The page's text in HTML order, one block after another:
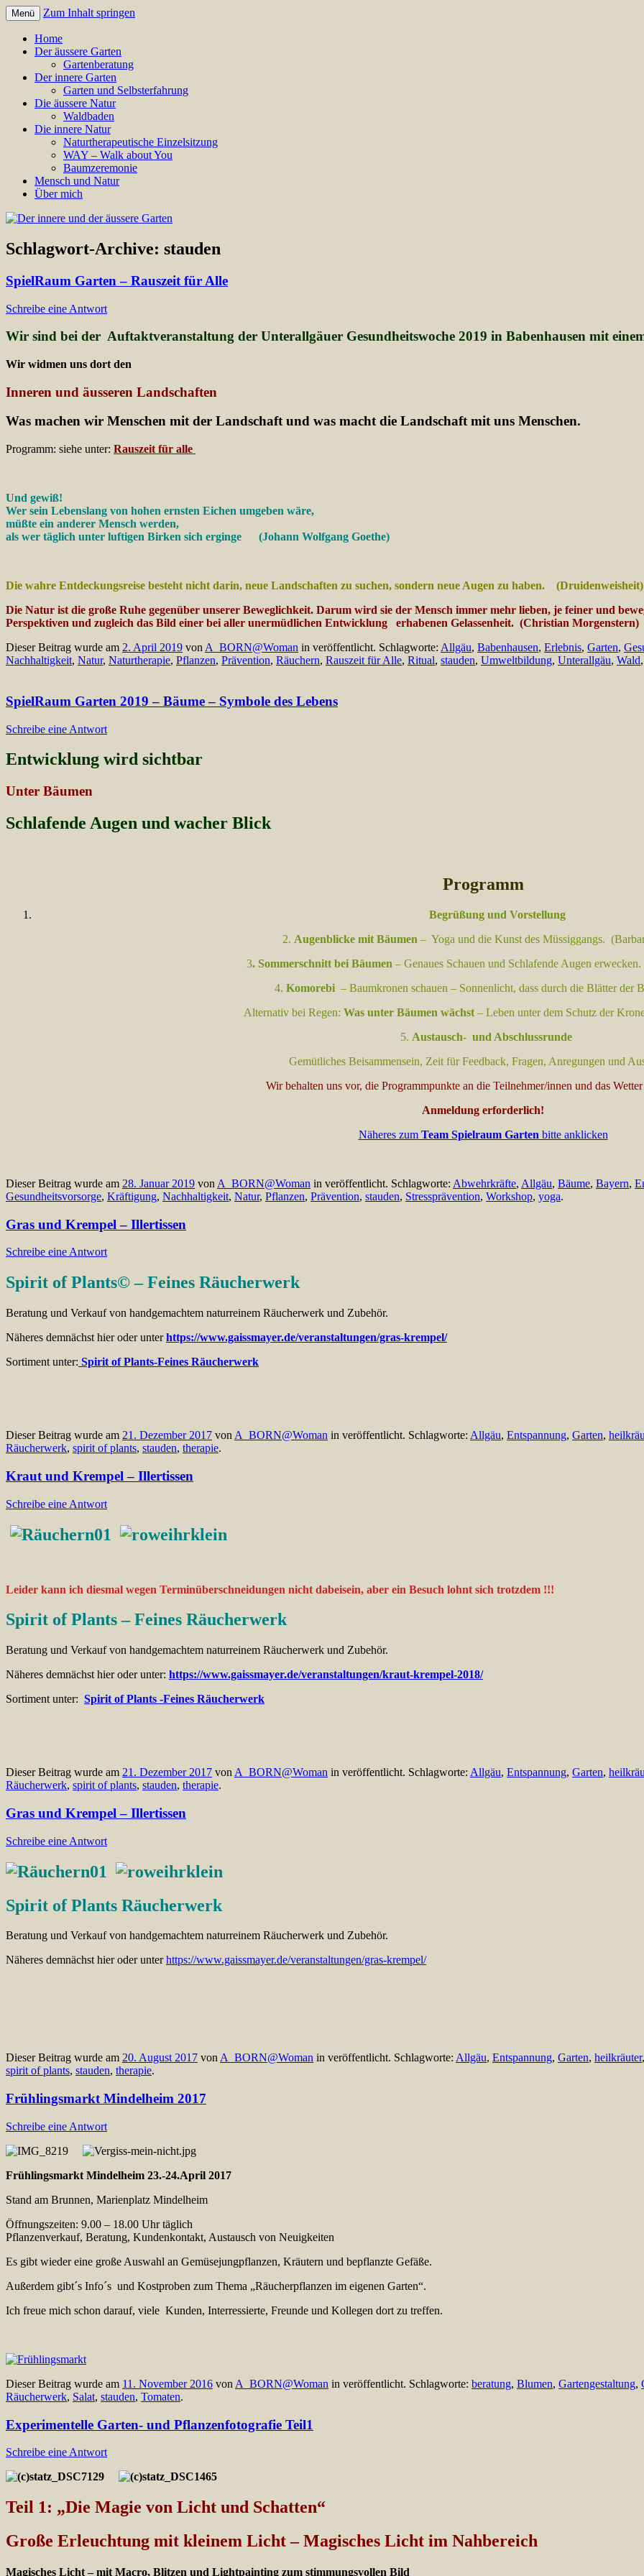
Der innere und der äussere Garten
Menü Zum Inhalt springen
Home
Der äussere Garten
Gartenberatung
Der innere Garten
Garten und Selbsterfahrung
Die äussere Natur
Waldbaden
Die innere Natur
Naturtherapeutische Einzelsitzung
WAY – Walk about You
Baumzeremonie
Mensch und Natur
Über mich
Schlagwort-Archive: stauden
SpielRaum Garten – Rauszeit für Alle
Schreibe eine Antwort
Wir sind bei der Auftaktveranstaltung der Unterallgäuer Gesundheitswoche 2019 in Babenhausen mit
Wir widmen uns dort den
Inneren und äusseren Landschaften
Was machen wir Menschen mit der Landschaft und was macht die Landschaft mit uns Menschen.
Programm: siehe unter: Rauszeit für alle
Und gewiß!
Wer sein Lebenslang von hohen ernsten Eichen umgeben wäre,
müßte ein anderer Mensch werden,
als wer täglich unter luftigen Birken sich erginge (Johann Wolfgang Goethe)
Die wahre Entdeckungsreise besteht nicht darin, neue Landschaften zu suchen, sondern neue Augen zu haben. (Druidenweisheit)
Die Natur ist die große Ruhe gegenüber unserer Beweglichkeit. Darum wird sie der Mensch immer mehr lieben, je feiner und
Perspektiven und zugleich das Bild einer bei aller unermüdlichen Entwicklung erhabenen Gelassenheit. (Christian Morgenstern)
Dieser Beitrag wurde am 2. April 2019 von A_BORN@Woman in veröffentlicht. Schlagworte: Allgäu, Babenhausen, Erlebnis, Garten,
Nachhaltigkeit, Natur, Naturtherapie, Pflanzen, Prävention, Räuchern, Rauszeit für Alle, Ritual, stauden, Umweltbildung, Unterallgäu, Wald,
SpielRaum Garten 2019 – Bäume – Symbole des Lebens
Schreibe eine Antwort
Entwicklung wird sichtbar
Unter Bäumen
Schlafende Augen und wacher Blick
Programm
Begrüßung und Vorstellung
2. Augenblicke mit Bäumen – Yoga und die Kunst des Müssiggangs. (
3. Sommerschnitt bei Bäumen – Genaues Schauen und Schlafende Augen erwecken.
4. Komorebi– Baumkronen schauen – Sonnenlicht, dass durch die Blätter der
Alternativ bei Regen: Was unter Bäumen wächst– Leben unter dem Schutz der
5. Austausch- und Abschlussrunde
Gemütliches Beisammensein, Zeit für Feedback, Fragen, Anregungen und
Wir behalten uns vor, die Programmpunkte an die Teilnehmer/innen und das Wetter
Anmeldung erforderlich!
Näheres zumTeam Spielraum Garten bitte anklicken
Dieser Beitrag wurde am 28. Januar 2019 von A_BORN@Woman in veröffentlicht. Schlagworte: Abwehrkräfte, Allgäu, Bäume, Bayern,
Gesundheitsvorsorge, Kräftigung, Nachhaltigkeit, Natur, Pflanzen, Prävention, stauden, Stressprävention, Workshop, yoga.
Gras und Krempel – Illertissen
Schreibe eine Antwort
Spirit of Plants© – Feines Räucherwerk
Beratung und Verkauf von handgemachtem naturreinem Räucherwerk und Zubehör.
Näheres demnächst hier oder unterhttps://www.gaissmayer.de/veranstaltungen/gras-krempel/
Sortiment unter: Spirit of Plants-Feines Räucherwerk
Dieser Beitrag wurde am 21. Dezember 2017 von A_BORN@Woman in veröffentlicht. Schlagworte: Allgäu, Entspannung, Garten,
Räucherwerk, spirit of plants, stauden, therapie.
Kraut und Krempel – Illertissen
Schreibe eine Antwort
Leider kann ich diesmal wegen Terminüberschneidungen nicht dabeisein, aber ein Besuch lohnt sich trotzdem !!!
Spirit of Plants – Feines Räucherwerk
Beratung und Verkauf von handgemachtem naturreinem Räucherwerk und Zubehör.
Näheres demnächst hier oder unter: https://www.gaissmayer.de/veranstaltungen/kraut-krempel-2018/
Sortiment unter: Spirit of Plants -Feines Räucherwerk
Dieser Beitrag wurde am 21. Dezember 2017 von A_BORN@Woman in veröffentlicht. Schlagworte: Allgäu, Entspannung, Garten,
Räucherwerk, spirit of plants, stauden, therapie.
Gras und Krempel – Illertissen
Schreibe eine Antwort
Spirit of Plants Räucherwerk
Beratung und Verkauf von handgemachtem naturreinem Räucherwerk und Zubehör.
Näheres demnächst hier oder unterhttps://www.gaissmayer.de/veranstaltungen/gras-krempel/
Dieser Beitrag wurde am 20. August 2017 vonA_BORN@Woman in veröffentlicht. Schlagworte: Allgäu, Entspannung, Garten, heilkräuter,
spirit of plants, stauden, therapie.
Frühlingsmarkt Mindelheim 2017
Schreibe eine Antwort
Frühlingsmarkt Mindelheim 23.-24.April 2017
Stand am Brunnen, Marienplatz Mindelheim
Öffnungszeiten: 9.00 – 18.00 Uhr täglich
Pflanzenverkauf, Beratung, Kundenkontakt, Austausch von Neuigkeiten
Es gibt wieder eine große Auswahl an Gemüsejungpflanzen, Kräutern und bepflanzte Gefäße.
Außerdem gibt´s Info´s und Kostproben zum Thema „Räucherpflanzen im eigenen Garten“.
Ich freue mich schon darauf, viele Kunden, Interressierte, Freunde und Kollegen dort zu treffen.
Dieser Beitrag wurde am 11. November 2016 von A_BORN@Woman in veröffentlicht. Schlagworte: beratung, Blumen, Gartengestaltung,
Räucherwerk, Salat, stauden, Tomaten.
Experimentelle Garten- und Pflanzenfotografie Teil1
Schreibe eine Antwort
Teil 1: „Die Magie von Licht und Schatten“
Große Erleuchtung mit kleinem Licht – Magisches Licht im Nahbereich
Magisches Licht – mit Macro, Blitzen und Lightpainting zum stimmungsvollen Bild